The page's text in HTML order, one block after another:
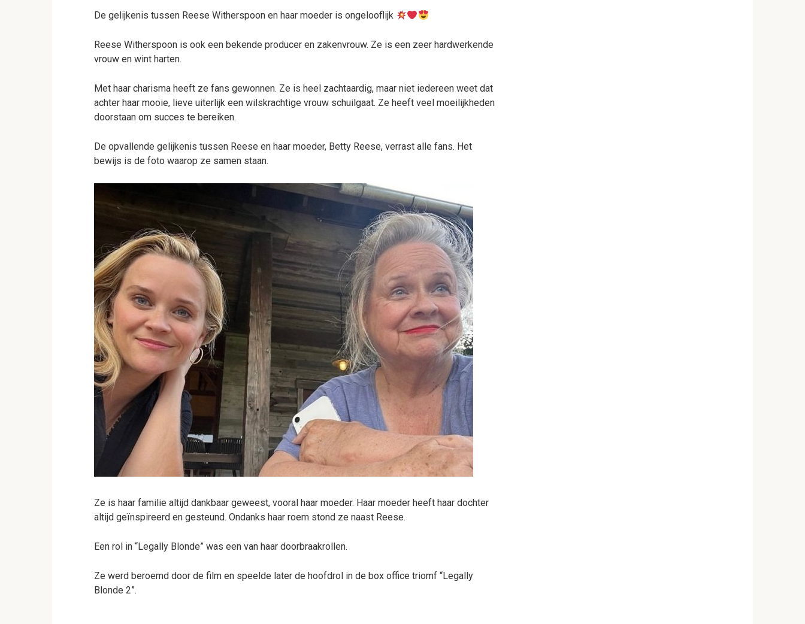
De gelijkenis tussen Reese Witherspoon en haar moeder is ongelooflijk
Reese Witherspoon is ook een bekende producer en zakenvrouw. Ze is een zeer hardwerkende
vrouw en wint harten.
Met haar charisma heeft ze fans gewonnen. Ze is heel zachtaardig, maar niet iedereen weet dat
achter haar mooie, lieve uiterlijk een wilskrachtige vrouw schuilgaat. Ze heeft veel moeilijkheden
doorstaan om succes te bereiken.
De opvallende gelijkenis tussen Reese en haar moeder, Betty Reese, verrast alle fans. Het
bewijs is de foto waarop ze samen staan.
Ze is haar familie altijd dankbaar geweest, vooral haar moeder. Haar moeder heeft haar dochter
altijd geïnspireerd en gesteund. Ondanks haar roem stond ze naast Reese.
Een rol in “Legally Blonde” was een van haar doorbraakrollen.
Ze werd beroemd door de film en speelde later de hoofdrol in de box office triomf “Legally
Blonde 2”.